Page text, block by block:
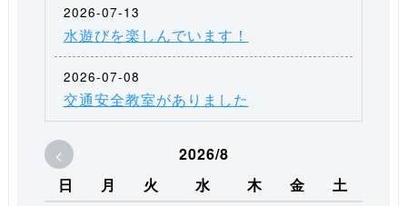
2026-07-13
水遊びを楽しんでいます！
2026-07-08
交通安全教室がありました
<
2026/8
日
月 火 水 木 金
土